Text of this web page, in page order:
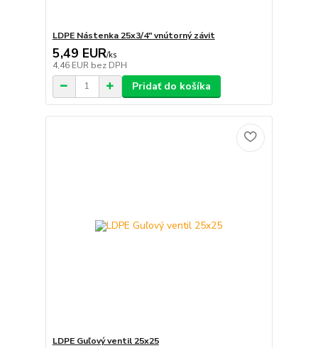
LDPE Nástenka 25x3/4" vnútorný závit
5,49 EUR/ks
4,46 EUR bez DPH
Pridať do košíka
LDPE Guľový ventil 25x25